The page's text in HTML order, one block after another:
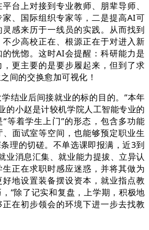
台上对接到专业教师、朋辈导师、
、国际组织专家等，二是提高AI可
灵感来历于一线员的实践。从而找到
少高校正在、根源正在于对进入新
恍惚。这时AI会提醒：科研能力是
更主要的是要步履起来，但到了求
间的交换愈加可视化！
业后间接就业的标的目的。”本年
的小赵是计较机学院人工智能专业的
等着学生上门”的形态，包含多功能
面试室等空间，也能够预定职业生
理的切磋。不单选课即报满，近3到
业消息汇集、就业能力提拔、立异认
正在求职时感应迷惑，并将其做为
地设置装备摆设资本，就业指点教
”除了记实和复盘，上学期，积极地
在初步领会的环境下进一步去找教